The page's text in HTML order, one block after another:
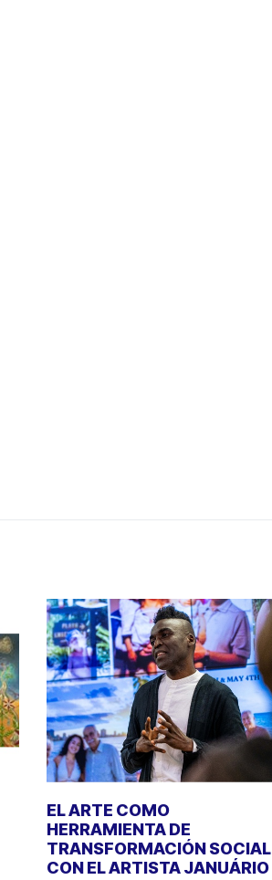
EL ARTE COMO
HERRAMIENTA DE
TRANSFORMACIÓN SOCIAL
CON EL ARTISTA JANUÁRIO